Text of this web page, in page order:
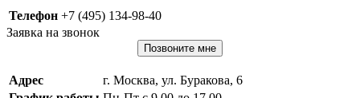
Телефон +7 (495) 134-98-40
Заявка на звонок
Позвоните мне
Адрес
г. Москва, ул. Буракова, 6